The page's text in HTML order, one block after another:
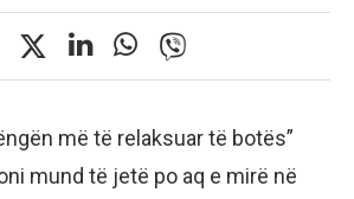
më të relaksuar të botës”
mund të jetë po aq e mirë në